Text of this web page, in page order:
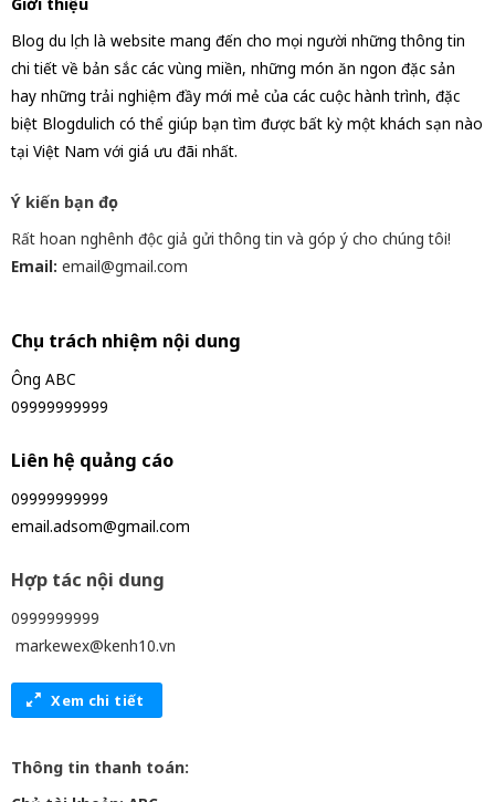
Blog du lịch là website mang đến cho mọi người những thông tin
chi tiết về bản sắc các vùng miền, những món ăn ngon đặc sản
hay những trải nghiệm đầy mới mẻ của các cuộc hành trình, đặc
biệt Blogdulich có thể giúp bạn tìm được bất kỳ một khách sạn nào
tại Việt Nam với giá ưu đãi nhất.
Ý kiến bạn đọc
Rất hoan nghênh độc giả gửi thông tin và góp ý cho chúng tôi!
Email: email@gmail.com
Chịu trách nhiệm nội dung
Ông ABC
09999999999
Liên hệ quảng cáo
09999999999
email.adsom@gmail.com
Hợp tác nội dung
0999999999
markewex@kenh10.vn
Xem chi tiết
Thông tin thanh toán: